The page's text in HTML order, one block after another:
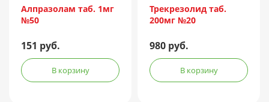
Алпразолам таб. 1мг
№50
151 руб.
В корзину
Россия
Трекрезолид таб.
200мг №20
980 руб.
В корзину